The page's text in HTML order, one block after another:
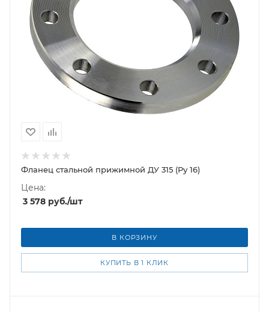
Фланец стальной прижимной ДУ 315 (Ру 16)
Цена:
3 578 руб./шт
В КОРЗИНУ
КУПИТЬ В 1 КЛИК